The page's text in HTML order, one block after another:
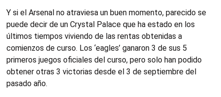
Y si el Arsenal no atraviesa un buen momento, parecido se
puede decir de un Crystal Palace que ha estado en los
últimos tiempos viviendo de las rentas obtenidas a
comienzos de curso. Los ‘eagles’ ganaron 3 de sus 5
primeros juegos oficiales del curso, pero solo han podido
obtener otras 3 victorias desde el 3 de septiembre del
pasado año.